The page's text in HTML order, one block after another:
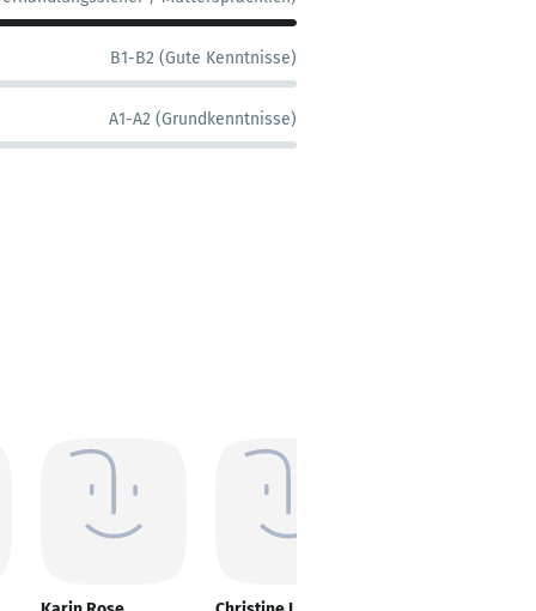
B1-B2 (Gute Kenntnisse)
A1-A2 (Grundkenntnisse)